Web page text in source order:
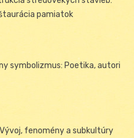
pamiatok
symbolizmus: Poetika, autori
fenomény a subkultúry